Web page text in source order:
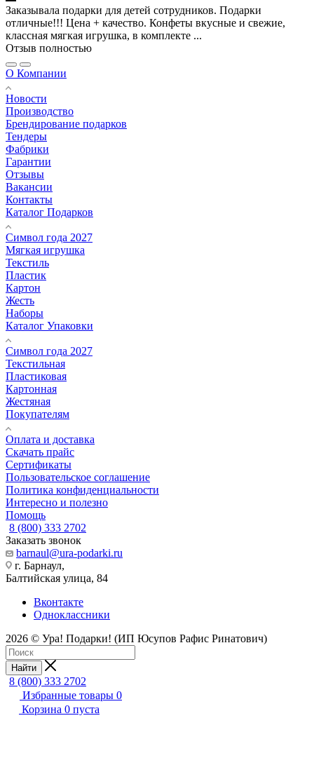
Заказывала подарки для детей сотрудников. Подарки
отличные!!! Цена + качество. Конфеты вкусные и свежие,
классная мягкая игрушка, в комплекте ...
Отзыв полностью
О Компании
Новости
Производство
Брендирование подарков
Тендеры
Фабрики
Гарантии
Отзывы
Вакансии
Контакты
Каталог Подарков
Символ года 2027
Мягкая игрушка
Текстиль
Пластик
Картон
Жесть
Наборы
Каталог Упаковки
Символ года 2027
Текстильная
Пластиковая
Картонная
Жестяная
Покупателям
Оплата и доставка
Скачать прайс
Сертификаты
Пользовательское соглашение
Политика конфиденциальности
Интересно и полезно
Помощь
8 (800) 333 2702
Заказать звонок
barnaul@ura-podarki.ru
г. Барнаул,
Балтийская улица, 84
Вконтакте
Одноклассники
2026 © Ура! Подарки! (ИП Юсупов Рафис Ринатович)
Найти
8 (800) 333 2702
Избранные товары 0
Корзина 0 пуста